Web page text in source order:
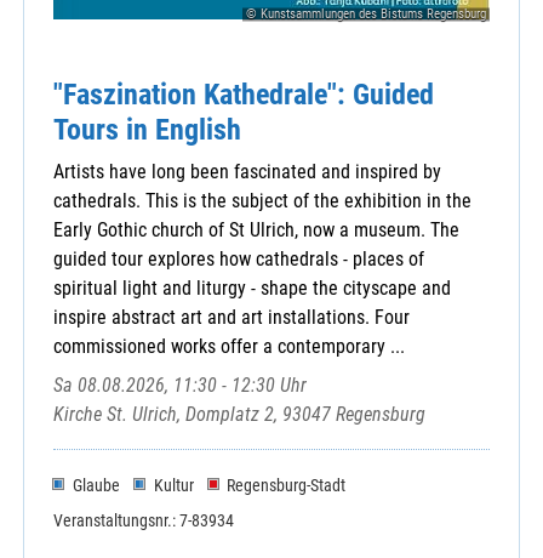
© Kunstsammlungen des Bistums Regensburg
"Faszination Kathedrale": Guided
Tours in English
Artists have long been fascinated and inspired by
cathedrals. This is the subject of the exhibition in the
Early Gothic church of St Ulrich, now a museum. The
guided tour explores how cathedrals - places of
spiritual light and liturgy - shape the cityscape and
inspire abstract art and art installations. Four
commissioned works offer a contemporary ...
Sa 08.08.2026, 11:30 - 12:30 Uhr
Kirche St. Ulrich, Domplatz 2, 93047 Regensburg
Glaube Kultur
Regensburg-Stadt
Veranstaltungsnr.: 7-83934